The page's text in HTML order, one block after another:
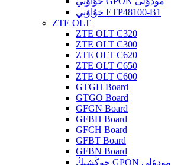
خۇاۋېي ETP48100-B1
ZTE OLT
ZTE OLT C320
ZTE OLT C300
ZTE OLT C620
ZTE OLT C650
ZTE OLT C600
GTGH Board
GTGO Board
GFGN Board
GFBH Board
GFCH Board
GFBT Board
GFBN Board
جوڭشىڭ GPON مودۇلى